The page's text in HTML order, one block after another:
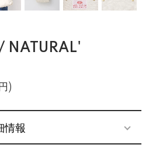
NATURAL'
)
情報